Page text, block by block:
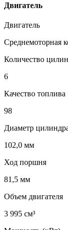
Двигатель
Двигатель
Среднемоторная
Количество
6
Качество топлива
98
Диаметр
102,0 мм
Ход поршня
81,5 мм
Объем двигателя
3 995 см³